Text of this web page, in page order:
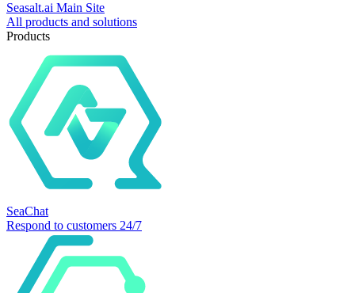
Seasalt.ai Main Site
All products and solutions
Products
SeaChat
Respond to customers 24/7